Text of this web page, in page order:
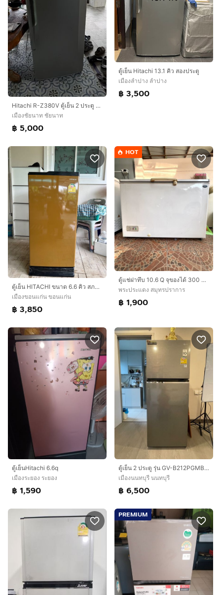
Hitachi R-Z380V ตู้เย็น 2 ประตู ขนาด 13.2 คิว (373.6 ลิตร) (non-cfc)
เมืองชัยนาท ชัยนาท
฿ 5,000
ตู้เย็น Hitachi 13.1 คิว สองประตู
เมืองลำปาง ลำปาง
฿ 3,500
ตู้เย็น HITACHI ขนาด 6.6 คิว สภาพใหม่ใช้แค่ปีเดียว
เมืองขอนแก่น ขอนแก่น
฿ 3,850
HOT
ตู้แช่ฝาทึบ 10.6 Q จุของได้ 300 ลิตร ราคาถูกมาก
พระประแดง สมุทรปราการ
฿ 1,900
ตู้เย็นHitachi 6.6q
เมืองระยอง ระยอง
฿ 1,590
ตู้เย็น 2 ประตู รุ่น GV-B212PGMB ขนาด 7.7 คิว สภาพเหมือนใหม่
เมืองนนทบุรี นนทบุรี
฿ 6,500
PREMIUM